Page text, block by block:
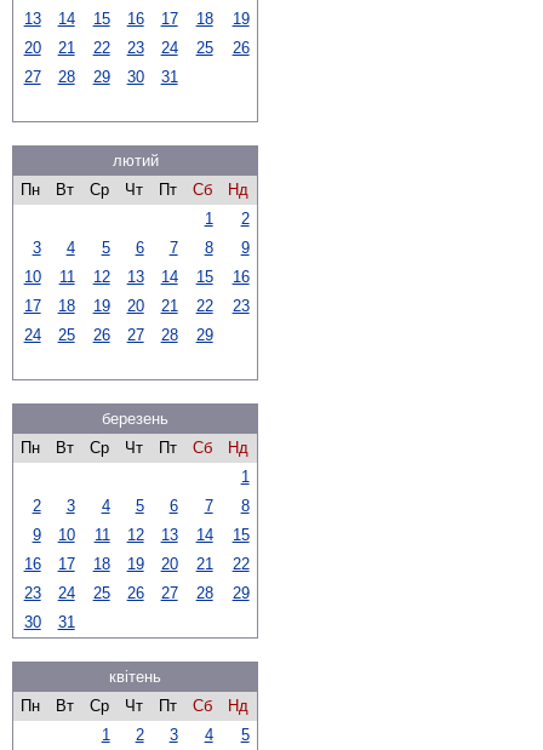
13
14 15 16 17 18
19
20
21 22 23 24 25
26
27
28 29 30 31
лютий
Пн
Вт Ср Чт Пт Сб
Нд
1
2
3
4 5 6 7 8
9
10
11 12 13 14 15
16
17
18 19 20 21 22
23
24
25 26 27 28 29
березень
Пн
Вт Ср Чт Пт Сб
Нд
1
2
3 4 5 6 7
8
9
10 11 12 13 14
15
16
17 18 19 20 21
22
23
24 25 26 27 28
29
30
31
квітень
Пн
Вт Ср Чт Пт Сб
Нд
1
2 3 4
5